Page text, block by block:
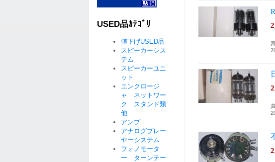
USED品ｶﾃｺﾞﾘ
値下げUSED品
スピーカーシス
テム
スピーカーユニ
ット
エンクロージ
ャ ネットワー
ク スタンド類
他
アンプ
アナログプレー
ヤーシステム
フォノモータ
ー ターンテー